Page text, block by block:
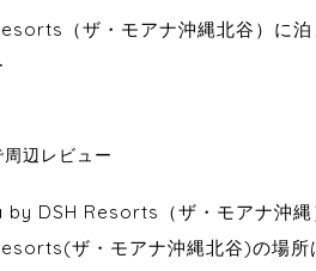
（ザ・モアナ沖縄北谷）に泊
辺レビュー
by DSH Resorts（ザ・モアナ沖縄
ザ・モアナ沖縄北谷)の場所